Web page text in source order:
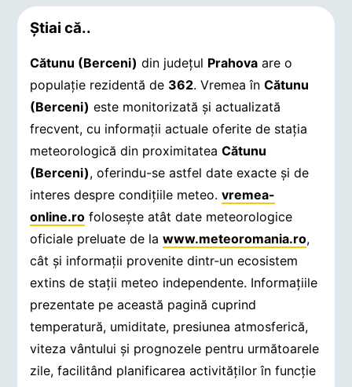
Știai că..
Cătunu (Berceni) din județul Prahova are o
populație rezidentă de 362. Vremea înCătunu
(Berceni) este monitorizată și actualizată
frecvent, cu informații actuale oferite de stația
meteorologică din proximitateaCătunu
(Berceni), oferindu-se astfel date exacte și de
interes despre condițiile meteo.vremea-
online.ro folosește atât date meteorologice
oficiale preluate de lawww.meteoromania.ro,
cât și informații provenite dintr-un ecosistem
extins de stații meteo independente. Informațiile
prezentate pe această pagină cuprind
temperatură, umiditate, presiunea atmosferică,
viteza vântului și prognozele pentru următoarele
zile, facilitând planificarea activităților în funcție